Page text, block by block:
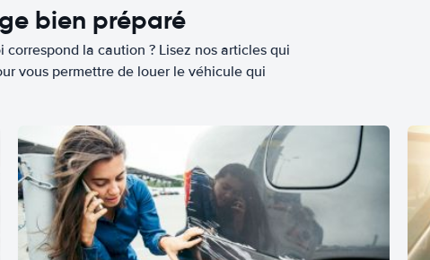
bien préparé
la caution ? Lisez nos articles qui
vous permettre de louer le véhicule qui